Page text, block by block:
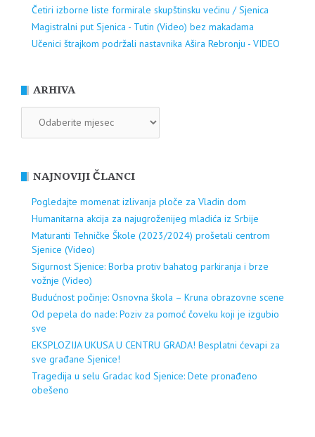
Četiri izborne liste formirale skupštinsku većinu / Sjenica
Magistralni put Sjenica - Tutin (Video) bez makadama
Učenici štrajkom podržali nastavnika Ašira Rebronju - VIDEO
ARHIVA
NAJNOVIJI ČLANCI
Pogledajte momenat izlivanja ploče za Vladin dom
Humanitarna akcija za najugroženijeg mladića iz Srbije
Maturanti Tehničke Škole (2023/2024) prošetali centrom
Sjenice (Video)
Sigurnost Sjenice: Borba protiv bahatog parkiranja i brze
vožnje (Video)
Budućnost počinje: Osnovna škola – Kruna obrazovne scene
Od pepela do nade: Poziv za pomoć čoveku koji je izgubio
sve
EKSPLOZIJA UKUSA U CENTRU GRADA! Besplatni ćevapi za
sve građane Sjenice!
Tragedija u selu Gradac kod Sjenice: Dete pronađeno
obešeno